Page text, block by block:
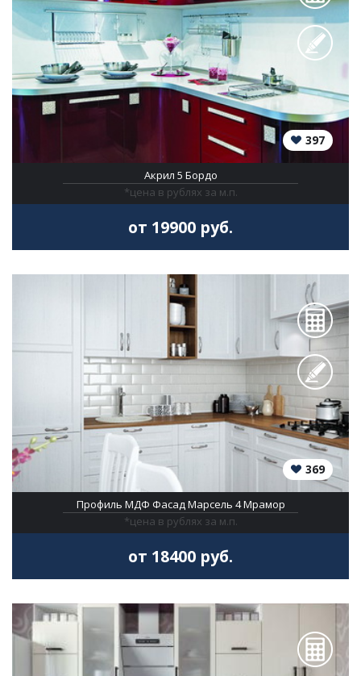
397
Акрил 5 Бордо
*цена в рублях за м.п.
от 19900 руб.
369
Профиль МДФ Фасад Марсель 4 Мрамор
*цена в рублях за м.п.
от 18400 руб.